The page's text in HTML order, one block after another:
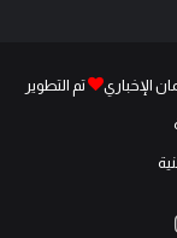
تم التطوير